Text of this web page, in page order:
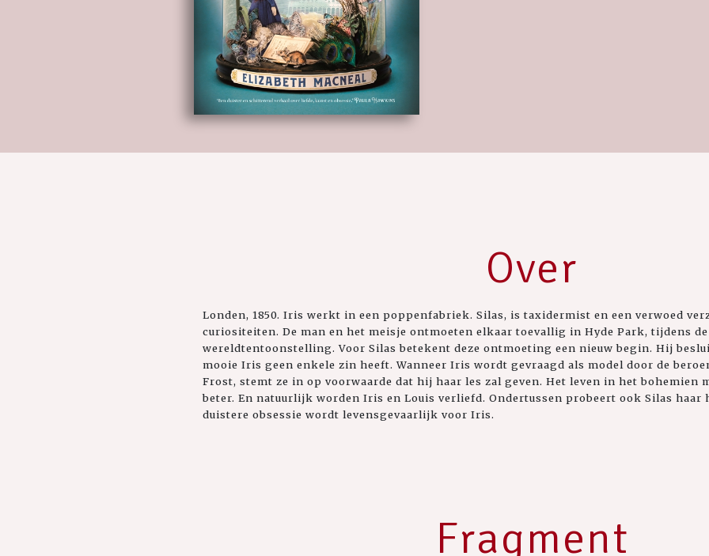
Over
Londen, 1850. Iris werkt in een poppenfabriek. Silas, is taxidermist en een verwoed
curiositeiten. De man en het meisje ontmoeten elkaar toevallig in Hyde Park, tijdens de
wereldtentoonstelling. Voor Silas betekent deze ontmoeting een nieuw begin. Hij
mooie Iris geen enkele zin heeft. Wanneer Iris wordt gevraagd als model door de
Frost, stemt ze in op voorwaarde dat hij haar les zal geven. Het leven in het bohemien
beter. En natuurlijk worden Iris en Louis verliefd. Ondertussen probeert ook Silas haar
duistere obsessie wordt levensgevaarlijk voor Iris.
Fragment